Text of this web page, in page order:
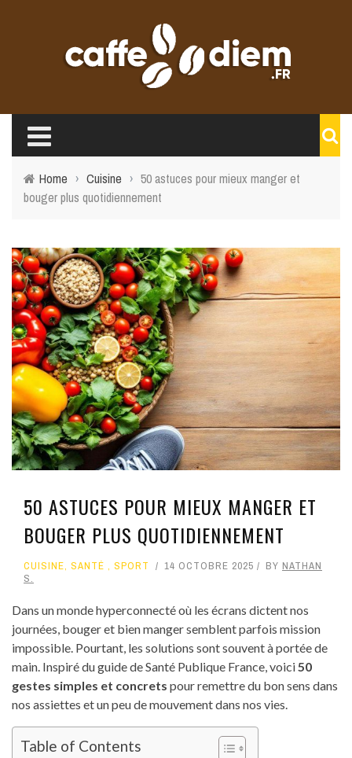
Home › Cuisine › 50 astuces pour mieux manger et
bouger plus quotidiennement
50 ASTUCES POUR MIEUX MANGER ET
BOUGER PLUS QUOTIDIENNEMENT
CUISINE, SANTÉ , SPORT 14 OCTOBRE 2025 BY NATHAN
S.
Dans un monde hyperconnecté où les écrans dictent nos
journées, bouger et bien manger semblent parfois mission
impossible. Pourtant, les solutions sont souvent à portée de
main. Inspiré du guide de Santé Publique France, voici50
gestes simples et concrets pour remettre du bon sens dans
nos assiettes et un peu de mouvement dans nos vies.
Table of Contents